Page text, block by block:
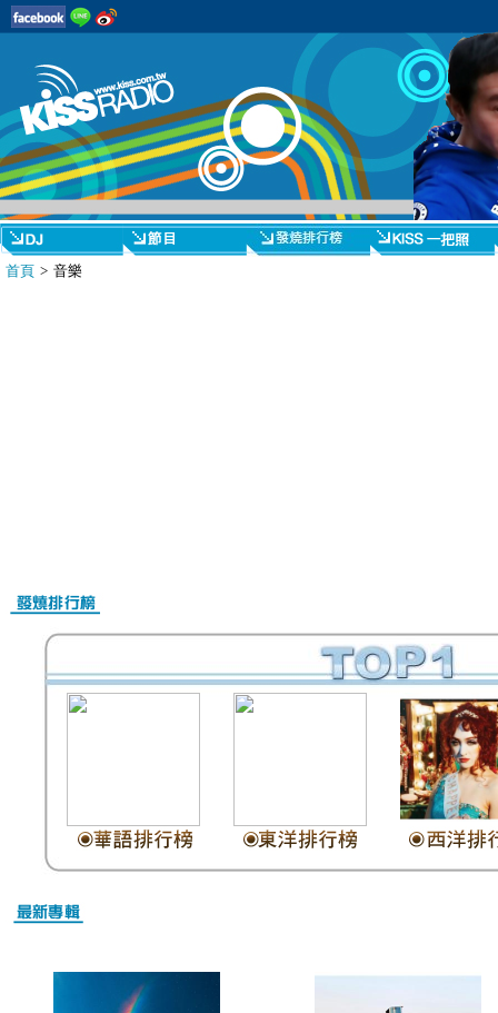
首頁 > 音樂
Christian Louboutin Schuhe Outlet
Nike Air Max Kaufen Schweiz
Billig Nike Air Max